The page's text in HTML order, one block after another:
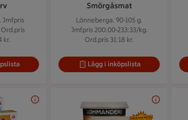
Jmfpris
kr.
Smörgåsmat
Lönneberga. 90-105 g.
Jmfpris 200:00-233:33/kg.
Ord.pris 31:18 kr.
Lägg i inköpslista